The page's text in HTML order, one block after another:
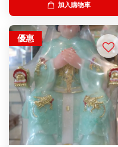
加入購物車
優惠